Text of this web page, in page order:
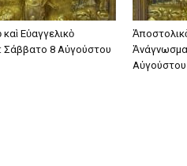
Εὐαγγελικὸ
Σάββατο 8 Αὐγούστου
Αὐγούστου